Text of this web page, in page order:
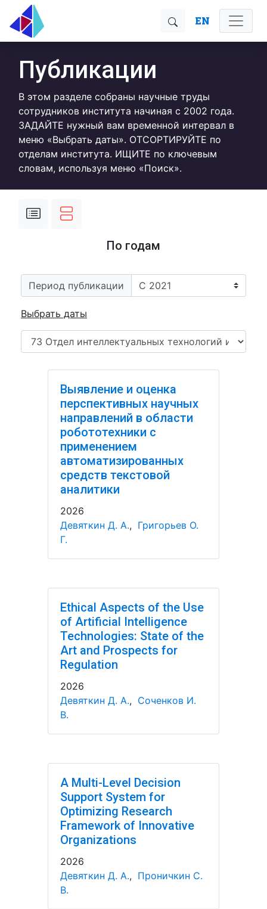
EN
Публикации
В этом разделе собраны научные труды
сотрудников института начиная с 2002 года.
ЗАДАЙТЕ нужный вам временной интервал в
меню «Выбрать даты». ОТСОРТИРУЙТЕ по
отделам института. ИЩИТЕ по ключевым
словам, используя меню «Поиск».
По годам
Период публикации
Выбрать даты
Выявление и оценка
перспективных научных
направлений в области
робототехники с
применением
автоматизированных
средств текстовой
аналитики
2026
Девяткин Д. А., Григорьев О.
Г.
Ethical Aspects of the Use
of Artificial Intelligence
Technologies: State of the
Art and Prospects for
Regulation
2026
Девяткин Д. А., Соченков И.
В.
A Multi-Level Decision
Support System for
Optimizing Research
Framework of Innovative
Organizations
2026
Девяткин Д. А., Проничкин С.
В.